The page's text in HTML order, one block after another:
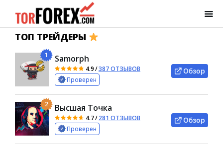
ТОП ТРЕЙДЕРЫ
1 Samorph
4.9/387 ОТЗЫВОВ
Проверен
Обзор
2 Высшая Точка
4.7/281 ОТЗЫВОВ
Проверен
Обзор